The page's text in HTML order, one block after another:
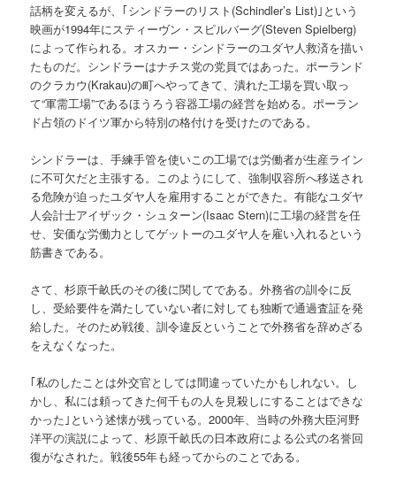
話柄を変えるが、｢シンドラーのリスト(Schindler’s List)｣という
映画が1994年にスティーヴン・スピルバーグ(Steven Spielberg)
によって作られる。オスカー・シンドラーのユダヤ人救済を描い
たものだ。シンドラーはナチス党の党員ではあった。ポーランド
のクラカウ(Krakau)の町へやってきて、潰れた工場を買い取っ
て“軍需工場”であるほうろう容器工場の経営を始める。ポーラン
ド占領のドイツ軍から特別の格付けを受けたのである。
シンドラーは、手練手管を使いこの工場では労働者が生産ライン
に不可欠だと主張する。このようにして、強制収容所へ移送され
る危険が迫ったユダヤ人を雇用することができた。有能なユダヤ
人会計士アイザック・シュターン(Isaac Stern)に工場の経営を任
せ、安価な労働力としてゲットーのユダヤ人を雇い入れるという
筋書きである。
さて、杉原千畝氏のその後に関してである。外務省の訓令に反
し、受給要件を満たしていない者に対しても独断で通過査証を発
給した。そのため戦後、訓令違反ということで外務省を辞めざる
をえなくなった。
｢私のしたことは外交官としては間違っていたかもしれない。し
かし、私には頼ってきた何千もの人を見殺しにすることはできな
かった｣という述懐が残っている。2000年、当時の外務大臣河野
洋平の演説によって、杉原千畝氏の日本政府による公式の名誉回
復がなされた。戦後55年も経ってからのことである。